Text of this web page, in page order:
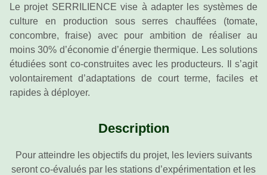
Le projet SERRILIENCE vise à adapter les systèmes de
culture en production sous serres chauffées (tomate,
concombre, fraise) avec pour ambition de réaliser au
moins 30% d’économie d’énergie thermique. Les solutions
étudiées sont co-construites avec les producteurs. Il s’agit
volontairement d’adaptations de court terme, faciles et
rapides à déployer.
Description
Pour atteindre les objectifs du projet, les leviers suivants
seront co-évalués par les stations d’expérimentation et les